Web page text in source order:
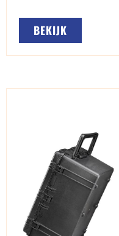
BEKIJK